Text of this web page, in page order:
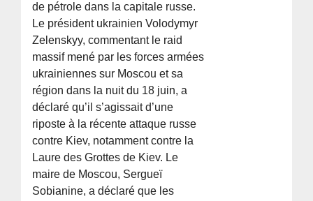
de pétrole dans la capitale russe.
Le président ukrainien Volodymyr
Zelenskyy, commentant le raid
massif mené par les forces armées
ukrainiennes sur Moscou et sa
région dans la nuit du 18 juin, a
déclaré qu’il s’agissait d’une
riposte à la récente attaque russe
contre Kiev, notamment contre la
Laure des Grottes de Kiev. Le
maire de Moscou, Sergueï
Sobianine, a déclaré que les